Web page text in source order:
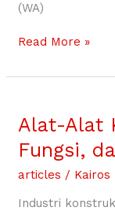
(WA)
Read More »
Alat-Alat
Fungsi,
articles / Kairos
Industri
Alat
Konstruksi:
Jenis,
Fungsi,
dan
Kegunaannya